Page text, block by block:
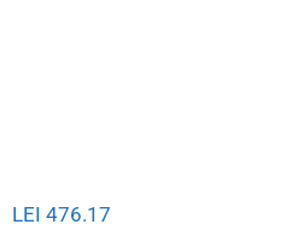
LEI 476.17